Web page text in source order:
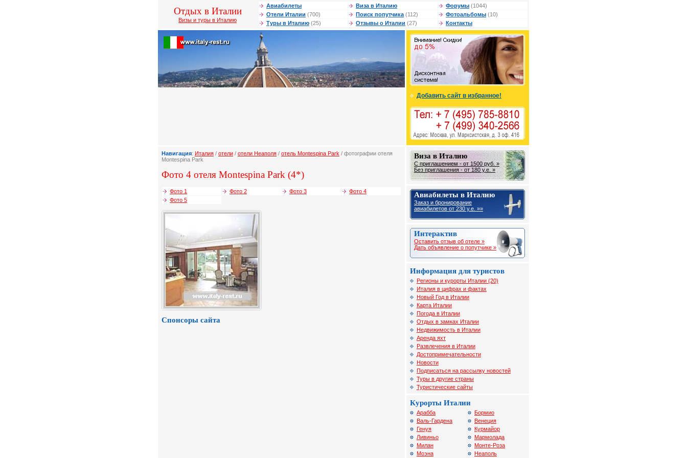
Отдых в Италии
Визы и туры в Италию
Авиабилеты Виза в Италию Форумы (1044)
Отели Италии (700) Поиск попутчика (112) Фотоальбомы (10)
Туры в Италию (25) Отзывы о Италии (27) Контакты
Добавить сайт в избранное!
Навигация: Италия / отели / отели Неаполя / отель Montespina Park / фотографии отеля
Montespina Park
Фото 4 отеля Montespina Park (4*)
Фото 1 Фото 2 Фото 3
Фото 4
Фото 5
Спонсоры сайта
Виза в Италию
С приглашением - от 1500 руб. »
Без приглашения - от 180 у.е. »
Авиабилеты в Италию
Заказ и бронирование
авиабилетов от 230 y.e. »»
Интерактив
Оставить отзыв об отеле »
Дать объявление о попутчике »
Информация для туристов
Регионы и курорты Италии (20)
Италия в цифрах и фактах
Новый Год в Италии
Карта Италии
Погода в Италии
Отдых в замках Италии
Недвижимость в Италии
Аренда яхт
Развлечения в Италии
Достопримечательности
Новости
Подписаться на рассылку новостей
Туры в другие страны
Туристические сайты
Курорты Италии
Арабба
Валь-Гардена
Генуя
Ливиньо
Милан
Моэна
Бормио
Венеция
Курмайор
Мармолада
Монте-Роза
Неаполь